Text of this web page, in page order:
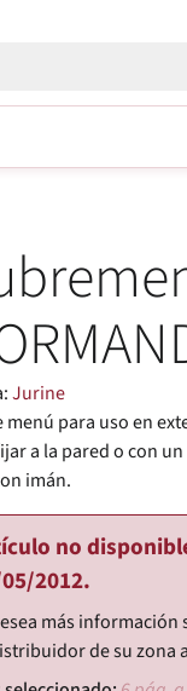
Jurine
menú para uso en
a la pared o con
imán.
no
2012.
más
de su zona